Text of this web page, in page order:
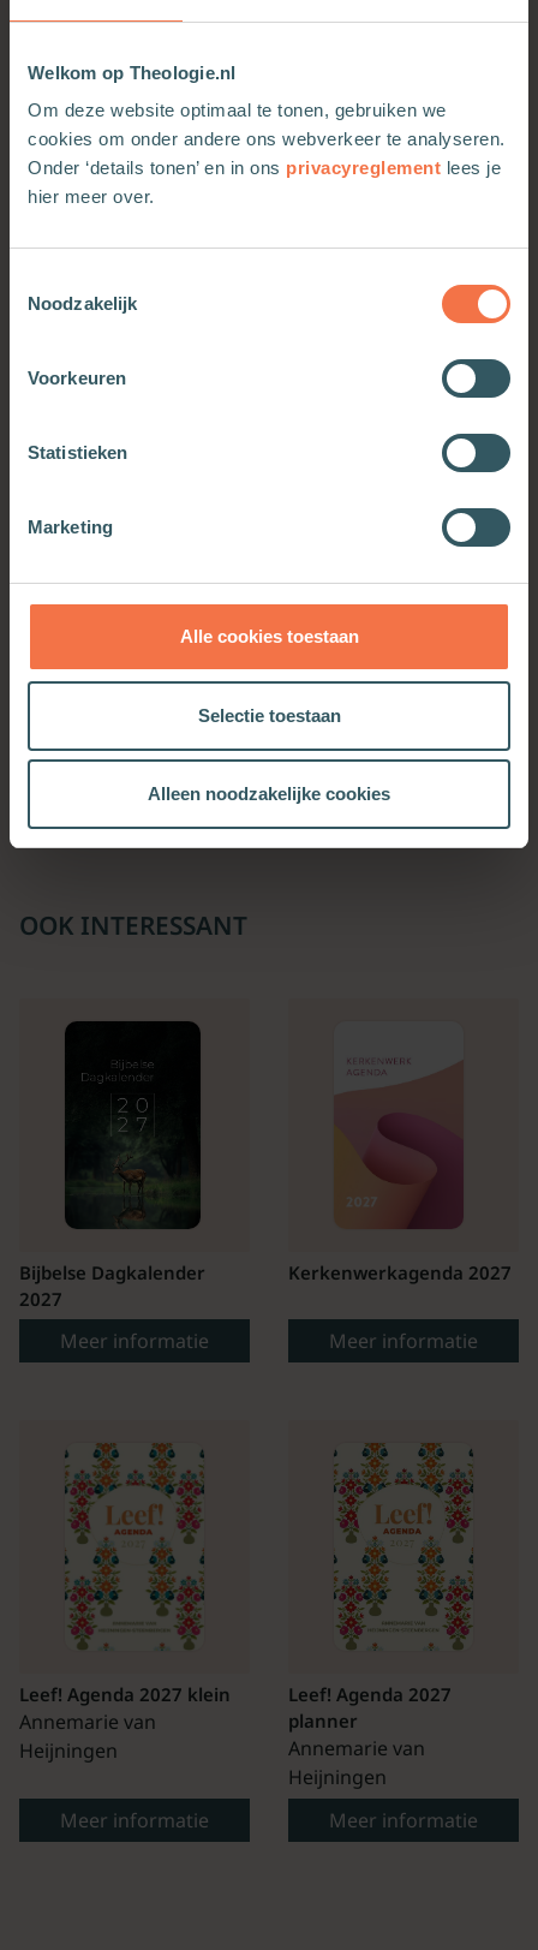
Welkom op Theologie.nl
Om deze website optimaal te tonen, gebruiken we
cookies om onder andere ons webverkeer te analyseren.
Onder ‘details tonen’ en in ons privacyreglement lees je
hier meer over.
Noodzakelijk
Voorkeuren
Statistieken
Marketing
Alle cookies toestaan
Selectie toestaan
Alleen noodzakelijke cookies
De eeuwige mens De eeuwige mens
Meer informatie
Meer informatie
Orthodoxie
Meer informatie
OOK INTERESSANT
Bijbelse Dagkalender
2027
Meer informatie
Kerkenwerkagenda 2027
Meer informatie
Leef! Agenda 2027 klein
Annemarie van
Heijningen
Meer informatie
Leef! Agenda 2027
planner
Annemarie van
Heijningen
Meer informatie